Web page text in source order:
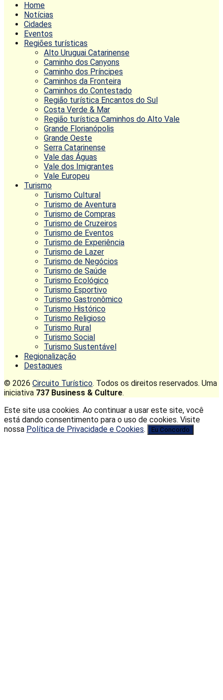
Home
Notícias
Cidades
Eventos
Regiões turísticas
Alto Uruguai Catarinense
Caminho dos Canyons
Caminho dos Príncipes
Caminhos da Fronteira
Caminhos do Contestado
Região turística Encantos do Sul
Costa Verde & Mar
Região turística Caminhos do Alto Vale
Grande Florianópolis
Grande Oeste
Serra Catarinense
Vale das Águas
Vale dos Imigrantes
Vale Europeu
Turismo
Turismo Cultural
Turismo de Aventura
Turismo de Compras
Turismo de Cruzeiros
Turismo de Eventos
Turismo de Experiência
Turismo de Lazer
Turismo de Negócios
Turismo de Saúde
Turismo Ecológico
Turismo Esportivo
Turismo Gastronômico
Turismo Histórico
Turismo Religioso
Turismo Rural
Turismo Social
Turismo Sustentável
Regionalização
Destaques
© 2026 Circuito Turístico. Todos os direitos reservados. Uma
iniciativa 737 Business & Culture.
Este site usa cookies. Ao continuar a usar este site, você
está dando consentimento para o uso de cookies. Visite
nossa Política de Privacidade e Cookies. Eu Concordo